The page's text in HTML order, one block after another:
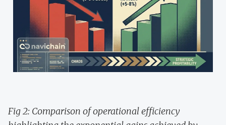
Fig 2: Comparison of operational efficiency